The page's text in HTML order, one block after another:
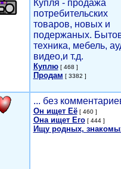
Купля - продажа
потребительских
товаров, новых и
подержаных.
техника, мебель,
видео,и т.д.
Куплю[ 468 ]
Продам [ 3382 ]
... без
Он ищет Её[ 460 ]
Она ищет Его[ 444 ]
Ищу родных,